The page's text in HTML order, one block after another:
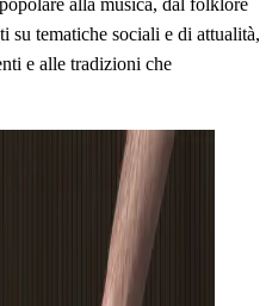
su tematiche sociali e di attualità,
e alle tradizioni che